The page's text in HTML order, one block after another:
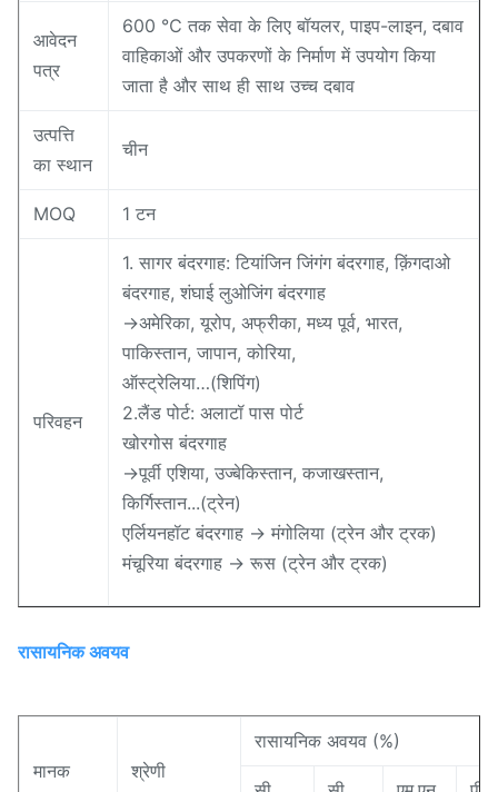
आवेदन
पत्र
600 ℃ तक सेवा के लिए बॉयलर, पाइप-लाइन, दबाव
वाहिकाओं और उपकरणों के निर्माण में उपयोग किया
जाता है और साथ ही साथ उच्च दबाव
उत्पत्ति
का स्थान
चीन
MOQ 1 टन
परिवहन
1. सागर बंदरगाह: टियांजिन जिंगंग बंदरगाह, क़िंगदाओ
बंदरगाह, शंघाई लुओजिंग बंदरगाह
→अमेरिका, यूरोप, अफ्रीका, मध्य पूर्व, भारत,
पाकिस्तान, जापान, कोरिया,
ऑस्ट्रेलिया…(शिपिंग)
2.लैंड पोर्ट: अलाटॉ पास पोर्ट
खोरगोस बंदरगाह
→पूर्वी एशिया, उज्बेकिस्तान, कजाखस्तान,
किर्गिस्तान...(ट्रेन)
एर्लियनहॉट बंदरगाह → मंगोलिया (ट्रेन और ट्रक)
मंचूरिया बंदरगाह → रूस (ट्रेन और ट्रक)
रासायनिक अवयव
मानक श्रेणी
रासायनिक अवयव (%)